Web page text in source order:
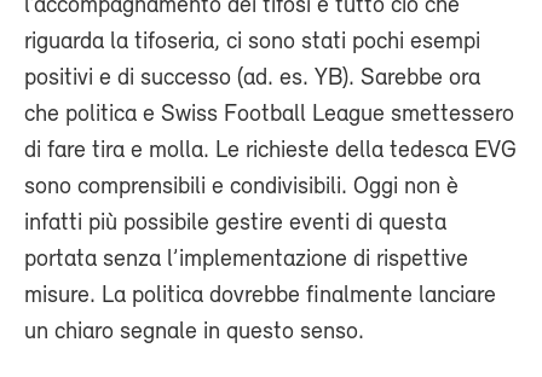
l’accompagnamento dei tifosi e tutto ciò che
riguarda la tifoseria, ci sono stati pochi esempi
positivi e di successo (ad. es. YB). Sarebbe ora
che politica e Swiss Football League smettessero
di fare tira e molla. Le richieste della tedesca EVG
sono comprensibili e condivisibili. Oggi non è
infatti più possibile gestire eventi di questa
portata senza l’implementazione di rispettive
misure. La politica dovrebbe finalmente lanciare
un chiaro segnale in questo senso.